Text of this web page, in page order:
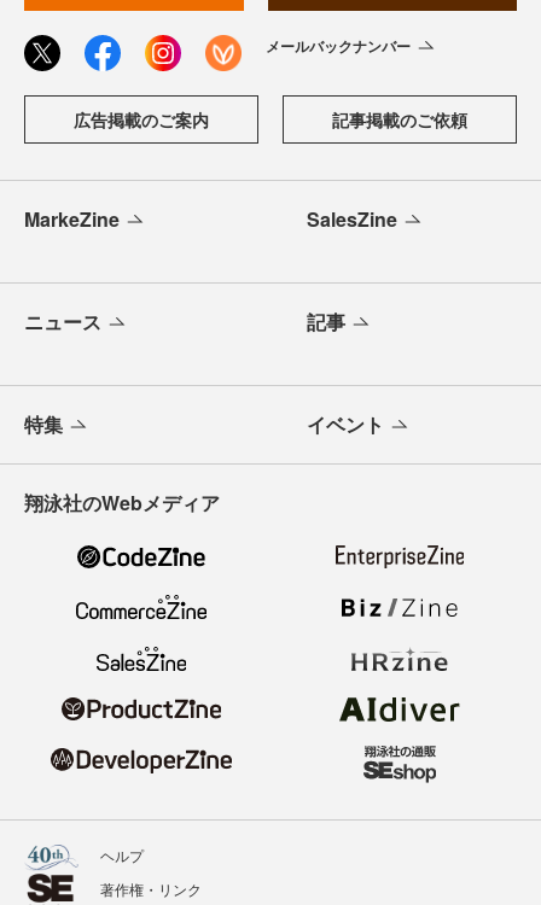
メールバックナンバー
広告掲載のご案内 記事掲載のご依頼
MarkeZine SalesZine
ニュース 記事
特集 イベント
翔泳社のWebメディア
ヘルプ
著作権・リンク